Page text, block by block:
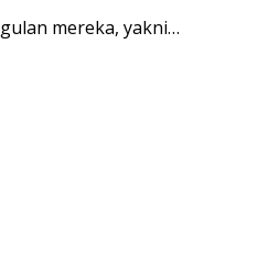
mereka, yakni…